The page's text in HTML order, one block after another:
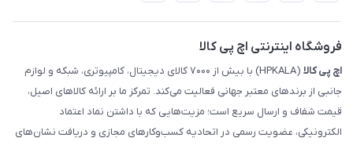
رهگیری مرسولات ماهکس
تماس با ما
فروشگاه اینترنتی اچ پی کالا
اچ‌ پی‌ کالا
(HPKALA) با بیش از ۷۰۰۰ کالای دیجیتال، کامپیوتری، شبکه و لوازم
جانبی از برندهای معتبر جهانی فعالیت می‌کند. تمرکز ما بر ارائه کالاهای اصیل،
قیمت شفاف و ارسال سریع است؛ مزیت‌هایی که با داشتن نماد اعتماد
الکترونیکی، عضویت رسمی در اتحادیه کسب‌وکارهای مجازی و دریافت نشان‌های